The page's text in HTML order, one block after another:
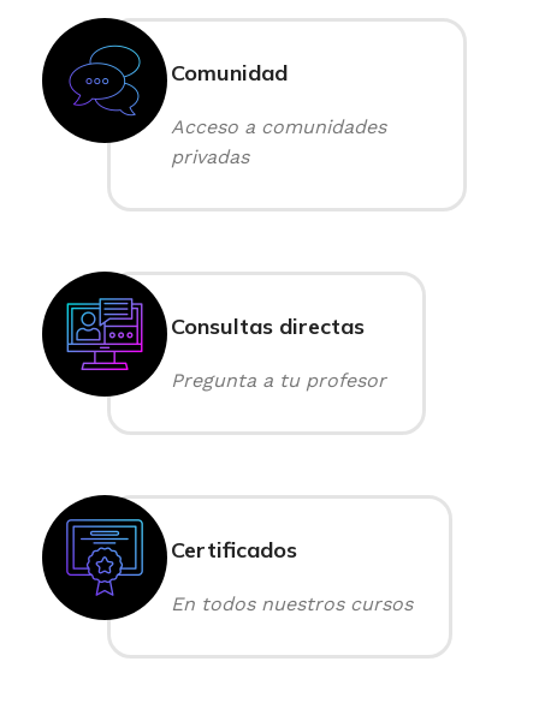
Comunidad
Acceso a comunidades
privadas
Consultas directas
Pregunta a tu profesor
Certificados
En todos nuestros cursos